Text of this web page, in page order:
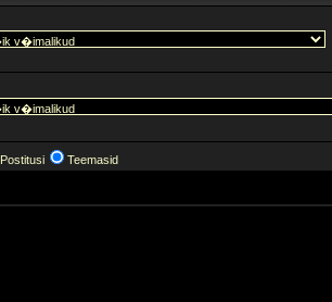
Postitusi Teemasid